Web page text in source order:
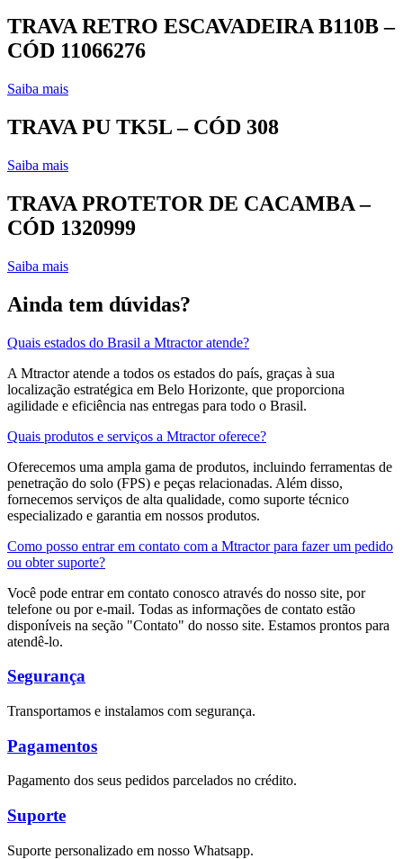
TRAVA RETRO ESCAVADEIRA B110B –
CÓD 11066276
Saiba mais
TRAVA PU TK5L – CÓD 308
Saiba mais
TRAVA PROTETOR DE CACAMBA –
CÓD 1320999
Saiba mais
Ainda tem dúvidas?
Quais estados do Brasil a Mtractor atende?
A Mtractor atende a todos os estados do país, graças à sua
localização estratégica em Belo Horizonte, que proporciona
agilidade e eficiência nas entregas para todo o Brasil.
Quais produtos e serviços a Mtractor oferece?
Oferecemos uma ampla gama de produtos, incluindo ferramentas de
penetração do solo (FPS) e peças relacionadas. Além disso,
fornecemos serviços de alta qualidade, como suporte técnico
especializado e garantia em nossos produtos.
Como posso entrar em contato com a Mtractor para fazer um pedido
ou obter suporte?
Você pode entrar em contato conosco através do nosso site, por
telefone ou por e-mail. Todas as informações de contato estão
disponíveis na seção "Contato" do nosso site. Estamos prontos para
atendê-lo.
Segurança
Transportamos e instalamos com segurança.
Pagamentos
Pagamento dos seus pedidos parcelados no crédito.
Suporte
Suporte personalizado em nosso Whatsapp.